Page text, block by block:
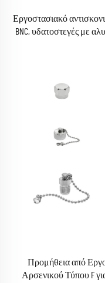
Εργοστασιακό
BNC, υδατοστεγές με
Προμήθεια από
Αρσενικού Τύπου F